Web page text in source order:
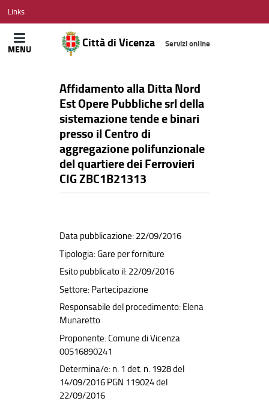
CITTÀ
DI
VICENZA
Links
Città di Vicenza Servizi online
MENU
Affidamento alla Ditta Nord
Est Opere Pubbliche srl della
sistemazione tende e binari
presso il Centro di
aggregazione polifunzionale
del quartiere dei Ferrovieri
CIG ZBC1B21313
Data pubblicazione: 22/09/2016
Tipologia: Gare per forniture
Esito pubblicato il: 22/09/2016
Settore: Partecipazione
Responsabile del procedimento: Elena
Munaretto
Proponente: Comune di Vicenza
00516890241
Determina/e: n. 1 det. n. 1928 del
14/09/2016 PGN 119024 del
22/09/2016